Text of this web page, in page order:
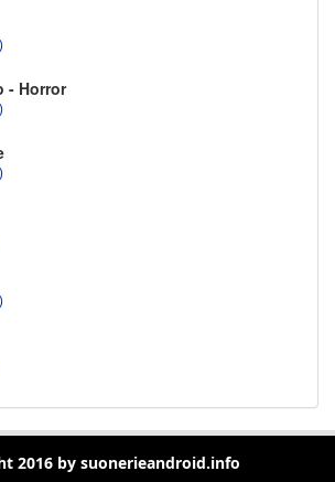
- Horror
2016 by suonerieandroid.info